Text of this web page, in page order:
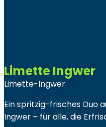
Limette Ingwer
Limette-Ingwer
Ein spritzig-frisches Duo
Ingwer – für alle, die